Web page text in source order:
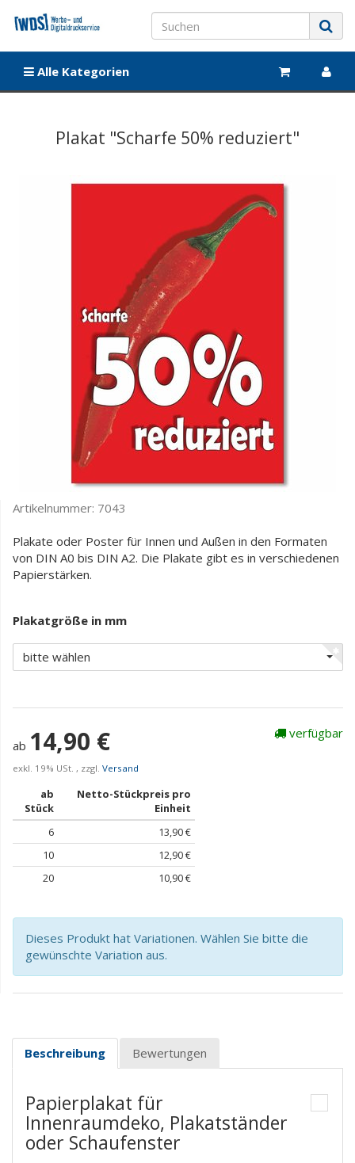
Alle Kategorien
Plakat "Scharfe 50% reduziert"
Artikelnummer: 7043
Plakate oder Poster für Innen und Außen in den Formaten
von DIN A0 bis DIN A2. Die Plakate gibt es in verschiedenen
Papierstärken.
Plakatgröße in mm
bitte wählen
ab 14,90 €
exkl. 19% USt. , zzgl. Versand
ab
Stück
Netto-Stückpreis pro
Einheit
6
13,90 €
10
12,90 €
20
10,90 €
verfügbar
Dieses Produkt hat Variationen. Wählen Sie bitte die
gewünschte Variation aus.
Beschreibung Bewertungen
Papierplakat für
Innenraumdeko, Plakatständer
oder Schaufenster